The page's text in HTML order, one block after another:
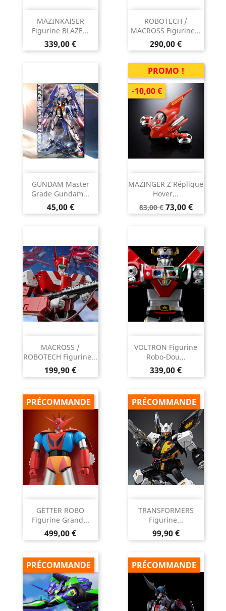
MAZINKAISER
Figurine BLAZE...
Prix
339,00 €
ROBOTECH /
MACROSS Figurine...
Prix
290,00 €
GUNDAM Master
Grade Gundam...
Prix
45,00 €
MAZINGER Z Réplique
Hover...
Prix
de
83,00 € Prix
73,00 €
PROMO !
-10,00 €
MACROSS /
ROBOTECH Figurine...
Prix
199,90 €
VOLTRON Figurine
Robo-Dou...
Prix
339,00 €
GETTER ROBO
Figurine Grand...
Prix
499,00 €
PRÉCOMMANDE
TRANSFORMERS
Figurine...
Prix
99,90 €
PRÉCOMMANDE
PRÉCOMMANDE PRÉCOMMANDE